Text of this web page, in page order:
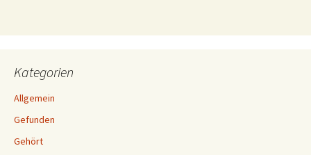
Kategorien
Allgemein
Gefunden
Gehört